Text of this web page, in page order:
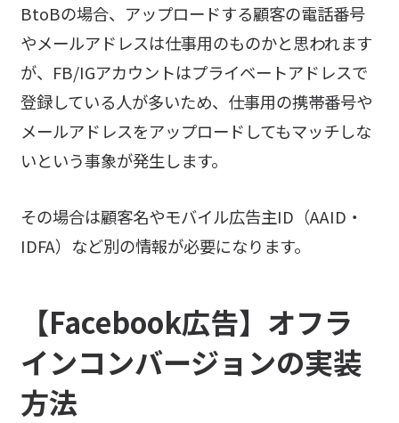
BtoBの場合、アップロードする顧客の電話番号
やメールアドレスは仕事用のものかと思われます
が、FB/IGアカウントはプライベートアドレスで
登録している人が多いため、仕事用の携帯番号や
メールアドレスをアップロードしてもマッチしな
いという事象が発生します。
その場合は顧客名やモバイル広告主ID（AAID・
IDFA）など別の情報が必要になります。
【Facebook広告】オフラ
インコンバージョンの実装
方法